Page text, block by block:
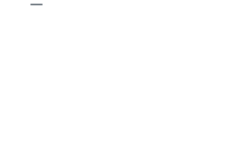
ー